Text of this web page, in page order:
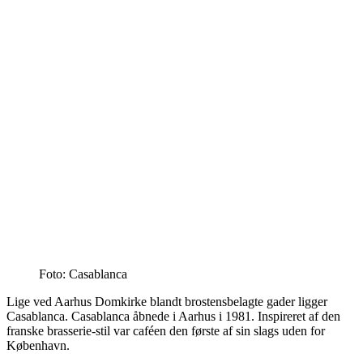
Foto: Casablanca
Lige ved Aarhus Domkirke blandt brostensbelagte gader ligger
Casablanca. Casablanca åbnede i Aarhus i 1981. Inspireret af den
franske brasserie-stil var caféen den første af sin slags uden for
København.